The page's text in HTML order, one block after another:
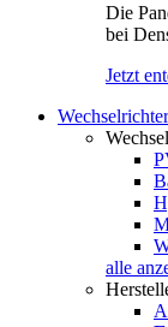
Die
bei
Jetzt
Wechselrichter
alle